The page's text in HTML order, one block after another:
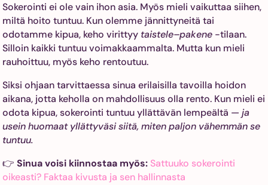
Sokerointi ei ole vain ihon asia. Myös mieli vaikuttaa siihen,
miltä hoito tuntuu. Kun olemme jännittyneitä tai
odotamme kipua, keho virittyy taistele–pakene -tilaan.
Silloin kaikki tuntuu voimakkaammalta. Mutta kun mieli
rauhoittuu, myös keho rentoutuu.
Siksi ohjaan tarvittaessa sinua erilaisilla tavoilla hoidon
aikana, jotta keholla on mahdollisuus olla rento. Kun mieli ei
odota kipua, sokerointi tuntuu yllättävän lempeältä —ja
usein huomaat yllättyväsi siitä, miten paljon vähemmän se
tuntuu.
👉 Sinua voisi kiinnostaa myös: Sattuuko sokerointi
oikeasti? Faktaa kivusta ja sen hallinnasta